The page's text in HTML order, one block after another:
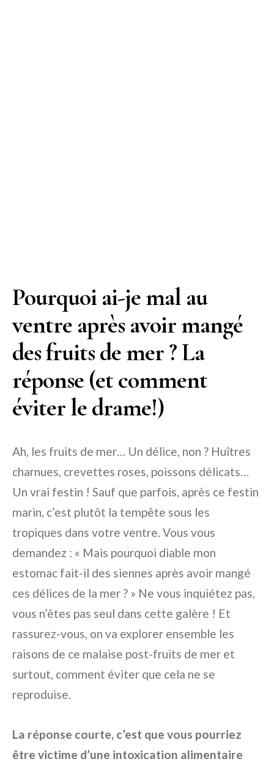
Pourquoi ai-je mal au
ventre après avoir mangé
des fruits de mer ? La
réponse (et comment
éviter le drame!)
Ah, les fruits de mer… Un délice, non ? Huîtres
charnues, crevettes roses, poissons délicats…
Un vrai festin ! Sauf que parfois, après ce festin
marin, c’est plutôt la tempête sous les
tropiques dans votre ventre. Vous vous
demandez : « Mais pourquoi diable mon
estomac fait-il des siennes après avoir mangé
ces délices de la mer ? » Ne vous inquiétez pas,
vous n’êtes pas seul dans cette galère ! Et
rassurez-vous, on va explorer ensemble les
raisons de ce malaise post-fruits de mer et
surtout, comment éviter que cela ne se
reproduise.
La réponse courte, c’est que vous pourriez
être victime d’une intoxication alimentaire